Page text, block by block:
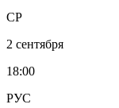
СР
2 сентября
18:00
РУС